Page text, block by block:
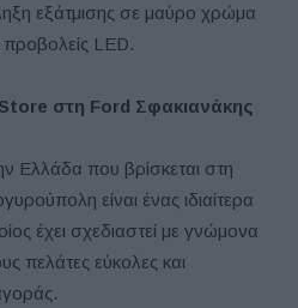
εξάτμισης σε μαύρο χρώμα
LED.
στη Ford Σφακιανάκης
Ελλάδα που βρίσκεται στη
είναι ένας ιδιαίτερα
έχει σχεδιαστεί με γνώμονα
πελάτες εύκολες και